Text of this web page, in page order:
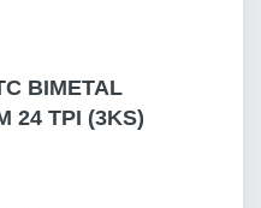
BIMETAL
24 TPI (3KS)